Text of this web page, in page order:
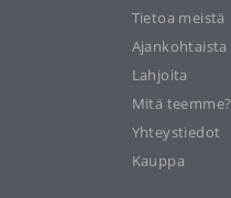
Tietoa meistä
Ajankohtaista
Lahjoita
Mitä teemme?
Yhteystiedot
Kauppa